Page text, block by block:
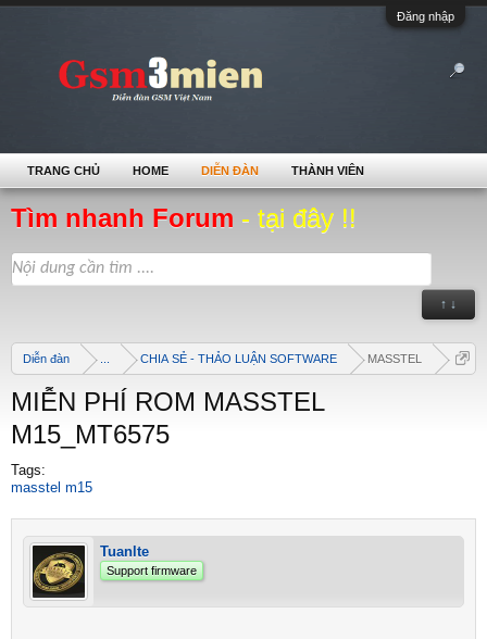
Đăng nhập
Tìm nhanh Forum - tại đây !!
↑ ↓
Diễn đàn CHIA SẺ - THẢO LUẬN SOFTWARE MASSTEL
MIỄN PHÍ ROM MASSTEL
M15_MT6575
Tags:
masstel m15
Tuanlte
Support firmware
TRANG CHỦ HOME DIỄN ĐÀN THÀNH VIÊN